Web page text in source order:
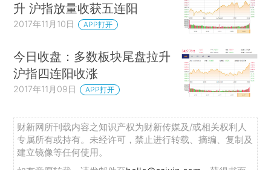
升 沪指放量收获五连阳
2017年11月10日 APP打开
今日收盘：多数板块尾盘拉升
沪指四连阳收涨
2017年11月09日 APP打开
财新网所刊载内容之知识产权为财新传媒及/或相关权利人
专属所有或持有。未经许可，禁止进行转载、摘编、复制及
建立镜像等任何使用。